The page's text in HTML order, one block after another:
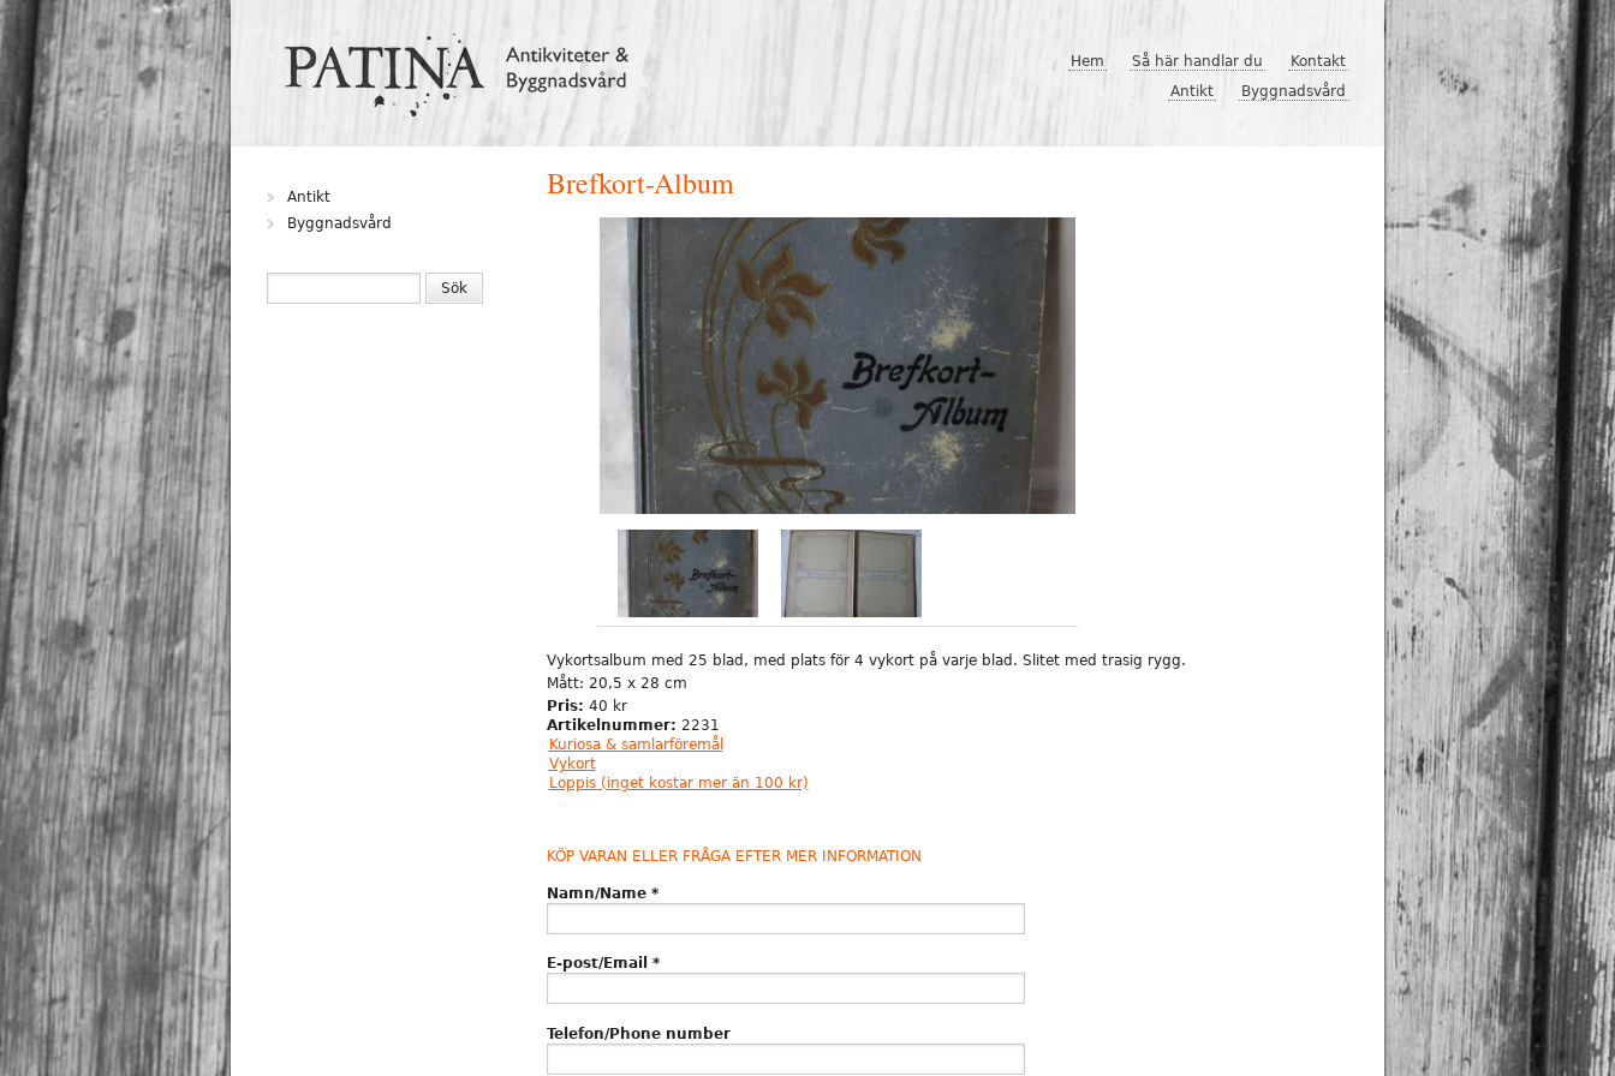
Hoppa till huvudinnehåll
Hem Så här handlar du
Kontakt
Antikt
Byggnadsvård
Brefkort-Album
Vykortsalbum med 25 blad, med plats för 4 vykort på varje blad. Slitet med trasig rygg.
Mått: 20,5 x 28 cm
Pris: 40 kr
Artikelnummer: 2231
Kuriosa & samlarföremål
Vykort
Loppis (inget kostar mer än 100 kr)
KÖP VARAN ELLER FRÅGA EFTER MER INFORMATION
Namn/Name *
E-post/Email *
Telefon/Phone number
Antikt
Byggnadsvård